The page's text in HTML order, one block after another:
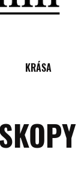
KRÁSA